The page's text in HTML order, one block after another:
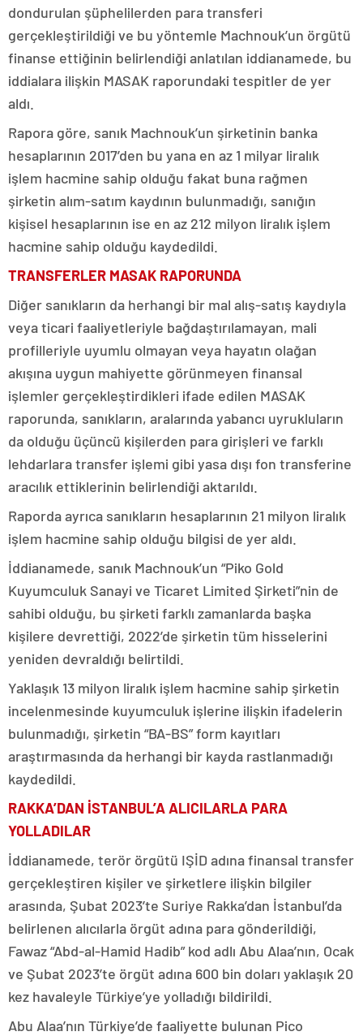
dondurulan şüphelilerden para transferi
gerçekleştirildiği ve bu yöntemle Machnouk’un örgütü
finanse ettiğinin belirlendiği anlatılan iddianamede, bu
iddialara ilişkin MASAK raporundaki tespitler de yer
aldı.
Rapora göre, sanık Machnouk’un şirketinin banka
hesaplarının 2017’den bu yana en az 1 milyar liralık
işlem hacmine sahip olduğu fakat buna rağmen
şirketin alım-satım kaydının bulunmadığı, sanığın
kişisel hesaplarının ise en az 212 milyon liralık işlem
hacmine sahip olduğu kaydedildi.
TRANSFERLER MASAK RAPORUNDA
Diğer sanıkların da herhangi bir mal alış-satış kaydıyla
veya ticari faaliyetleriyle bağdaştırılamayan, mali
profilleriyle uyumlu olmayan veya hayatın olağan
akışına uygun mahiyette görünmeyen finansal
işlemler gerçekleştirdikleri ifade edilen MASAK
raporunda, sanıkların, aralarında yabancı uyrukluların
da olduğu üçüncü kişilerden para girişleri ve farklı
lehdarlara transfer işlemi gibi yasa dışı fon transferine
aracılık ettiklerinin belirlendiği aktarıldı.
Raporda ayrıca sanıkların hesaplarının 21 milyon liralık
işlem hacmine sahip olduğu bilgisi de yer aldı.
İddianamede, sanık Machnouk’un “Piko Gold
Kuyumculuk Sanayi ve Ticaret Limited Şirketi”nin de
sahibi olduğu, bu şirketi farklı zamanlarda başka
kişilere devrettiği, 2022’de şirketin tüm hisselerini
yeniden devraldığı belirtildi.
Yaklaşık 13 milyon liralık işlem hacmine sahip şirketin
incelenmesinde kuyumculuk işlerine ilişkin ifadelerin
bulunmadığı, şirketin “BA-BS” form kayıtları
araştırmasında da herhangi bir kayda rastlanmadığı
kaydedildi.
RAKKA’DAN İSTANBUL’A ALICILARLA PARA
YOLLADILAR
İddianamede, terör örgütü IŞİD adına finansal transfer
gerçekleştiren kişiler ve şirketlere ilişkin bilgiler
arasında, Şubat 2023’te Suriye Rakka’dan İstanbul’da
belirlenen alıcılarla örgüt adına para gönderildiği,
Fawaz “Abd-al-Hamid Hadib” kod adlı Abu Alaa’nın, Ocak
ve Şubat 2023’te örgüt adına 600 bin doları yaklaşık 20
kez havaleyle Türkiye’ye yolladığı bildirildi.
Abu Alaa’nın Türkiye’de faaliyette bulunan Pico